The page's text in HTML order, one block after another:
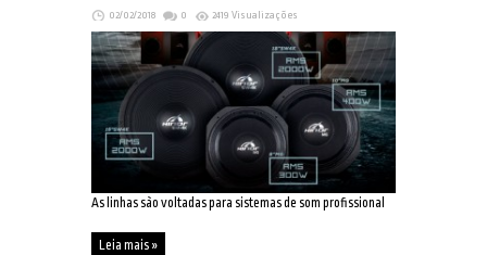
02/02/2018 0 2419 Visualizações
As linhas são voltadas para sistemas de som profissional
Leia mais »